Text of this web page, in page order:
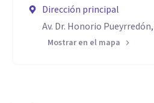
Dirección principal
Av. Dr. Honorio
Mostrar en el mapa